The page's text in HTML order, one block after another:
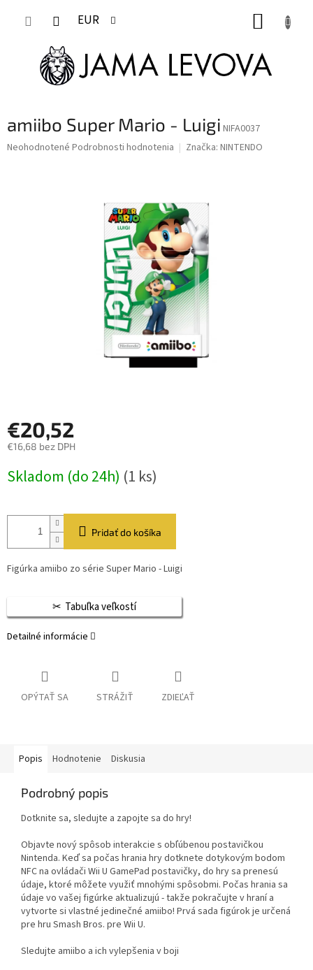
EUR
amiibo Super Mario - Luigi NIFA0037
Priemerné
Neohodnotené Podrobnosti hodnotenia Značka: NINTENDO
€20,52
€16,68 bez DPH
cena:
Skladom (do 24h) (1 ks)
Pridať do košíka
Figúrka amiibo zo série Super Mario - Luigi
Tabuľka veľkostí
Detailné informácie
OPÝTAŤ SA STRÁŽIŤ ZDIEĽAŤ
Popis Hodnotenie Diskusia
Podrobný popis
Dotknite sa, sledujte a zapojte sa do hry!
Objavte nový spôsob interakcie s obľúbenou postavičkou
Nintenda. Keď sa počas hrania hry dotknete dotykovým bodom
NFC na ovládači Wii U GamePad postavičky, do hry sa prenesú
údaje, ktoré môžete využiť mnohými spôsobmi. Počas hrania sa
údaje vo vašej figúrke aktualizujú - takže pokračujte v hraní a
vytvorte si vlastné jedinečné amiibo! Prvá sada figúrok je určená
pre hru Smash Bros. pre Wii U.
Sledujte amiibo a ich vylepšenia v boji